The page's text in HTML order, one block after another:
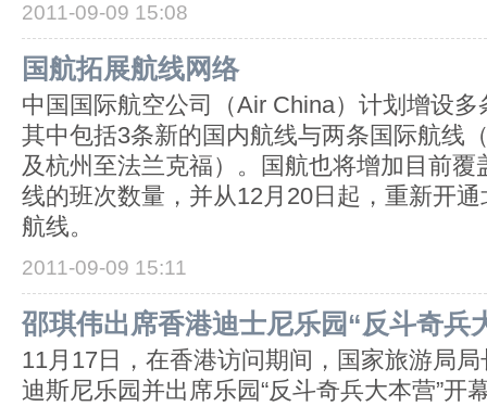
2011-09-09 15:08
国航拓展航线网络
中国国际航空公司（Air China）计划增设
其中包括3条新的国内航线与两条国际航线
及杭州至法兰克福）。国航也将增加目前覆
线的班次数量，并从12月20日起，重新开
航线。
2011-09-09 15:11
邵琪伟出席香港迪士尼乐园“反斗奇兵
11月17日，在香港访问期间，国家旅游局
迪斯尼乐园并出席乐园“反斗奇兵大本营”开